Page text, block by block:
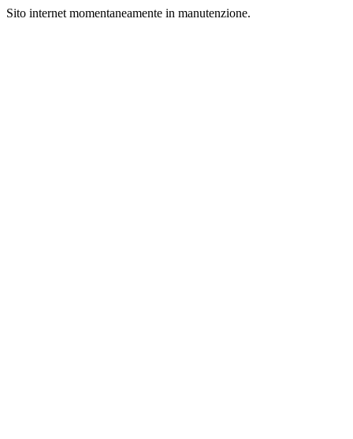
Sito internet momentaneamente in manutenzione.